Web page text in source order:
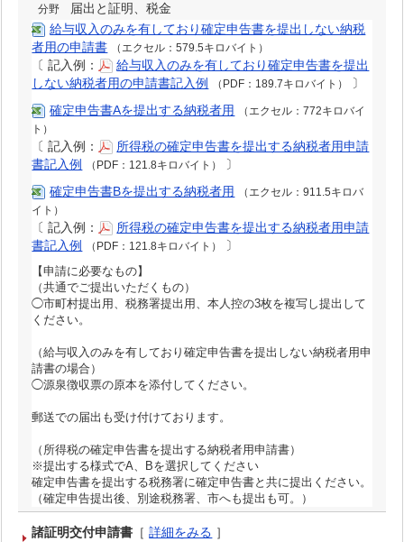
分野
届出と証明、税金
給与収入のみを有しており確定申告書を提出しない納税
者用の申請書
（エクセル：579.5キロバイト）
〔記入例：
給与収入のみを有しており確定申告書を提出
しない納税者用の申請書記入例
（PDF：189.7キロバイト）
〕
確定申告書Aを提出する納税者用
（エクセル：772キロバイ
ト）
〔記入例：
所得税の確定申告書を提出する納税者用申請
書記入例
（PDF：121.8キロバイト）
〕
確定申告書Bを提出する納税者用
（エクセル：911.5キロバ
イト）
〔記入例：
所得税の確定申告書を提出する納税者用申請
書記入例
（PDF：121.8キロバイト） 〕
【申請に必要なもの】
（共通でご提出いただくもの）
◯市町村提出用、税務署提出用、本人控の3枚を複写し提出して
ください。
（給与収入のみを有しており確定申告書を提出しない納税者用申
請書の場合）
◯源泉徴収票の原本を添付してください。
郵送での届出も受け付けております。
（所得税の確定申告書を提出する納税者用申請書）
※提出する様式でA、Bを選択してください
確定申告書を提出する税務署に確定申告書と共に提出ください。
（確定申告提出後、別途税務署、市へも提出も可。）
諸証明交付申請書 ［詳細をみる ］